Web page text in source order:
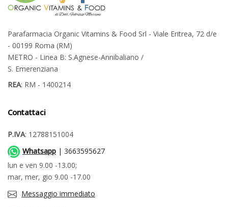
Parafarmacia Organic Vitamins & Food Srl - Viale Eritrea, 72 d/e
- 00199 Roma (RM)
METRO - Linea B: S.Agnese-Annibaliano /
S. Emerenziana
REA: RM - 1400214
Contattaci
P.IVA: 12788151004
Whatsapp | 3663595627
lun e ven 9.00 -13.00;
mar, mer, gio 9.00 -17.00
Messaggio immediato